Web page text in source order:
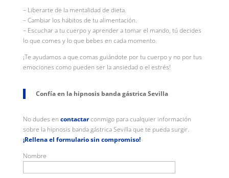
– Liberarte de la mentalidad de dieta.
– Cambiar los hábitos de tu alimentación.
– Escuchar a tu cuerpo y aprender a tomar el mando, tú decides
lo que comes y lo que bebes en cada momento.
¡Te ayudamos a que comas guiándote por tu cuerpo y no por tus
emociones como pueden ser la ansiedad o el estrés!
Confía en la hipnosis banda gástrica Sevilla
No dudes en contactarconmigo para cualquier información
sobre la hipnosis banda gástrica Sevilla que te pueda surgir.
¡Rellena el formulario sin compromiso!
Nombre